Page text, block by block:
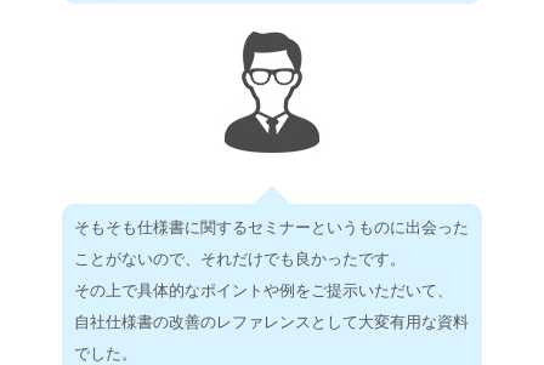
そもそも仕様書に関するセミナーというものに出会った
ことがないので、それだけでも良かったです。
その上で具体的なポイントや例をご提示いただいて、
自社仕様書の改善のレファレンスとして大変有用な資料
でした。